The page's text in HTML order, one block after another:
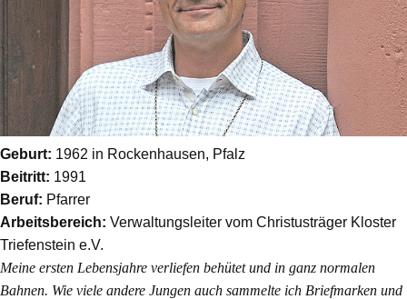
Geburt: 1962 in Rockenhausen, Pfalz
Beitritt: 1991
Beruf: Pfarrer
Arbeitsbereich: Verwaltungsleiter vom Christusträger Kloster
Triefenstein e.V.
Meine ersten Lebensjahre verliefen behütet und in ganz normalen
Bahnen. Wie viele andere Jungen auch sammelte ich Briefmarken und